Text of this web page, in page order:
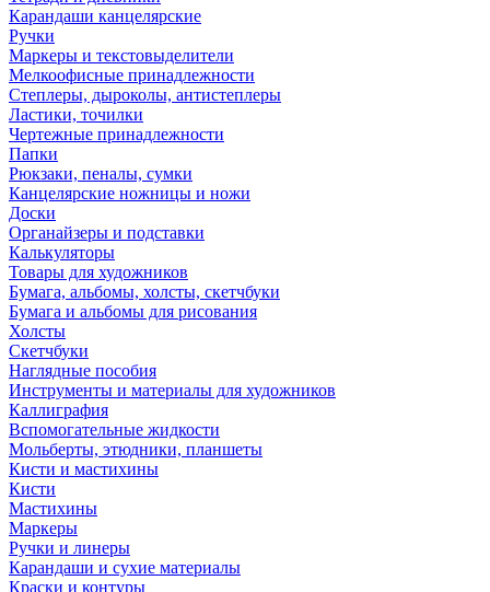
Карандаши канцелярские
Ручки
Маркеры и текстовыделители
Мелкоофисные принадлежности
Степлеры, дыроколы, антистеплеры
Ластики, точилки
Чертежные принадлежности
Папки
Рюкзаки, пеналы, сумки
Канцелярские ножницы и ножи
Доски
Органайзеры и подставки
Калькуляторы
Товары для художников
Бумага, альбомы, холсты, скетчбуки
Бумага и альбомы для рисования
Холсты
Скетчбуки
Наглядные пособия
Инструменты и материалы для художников
Каллиграфия
Вспомогательные жидкости
Мольберты, этюдники, планшеты
Кисти и мастихины
Кисти
Мастихины
Маркеры
Ручки и линеры
Карандаши и сухие материалы
Краски и контуры